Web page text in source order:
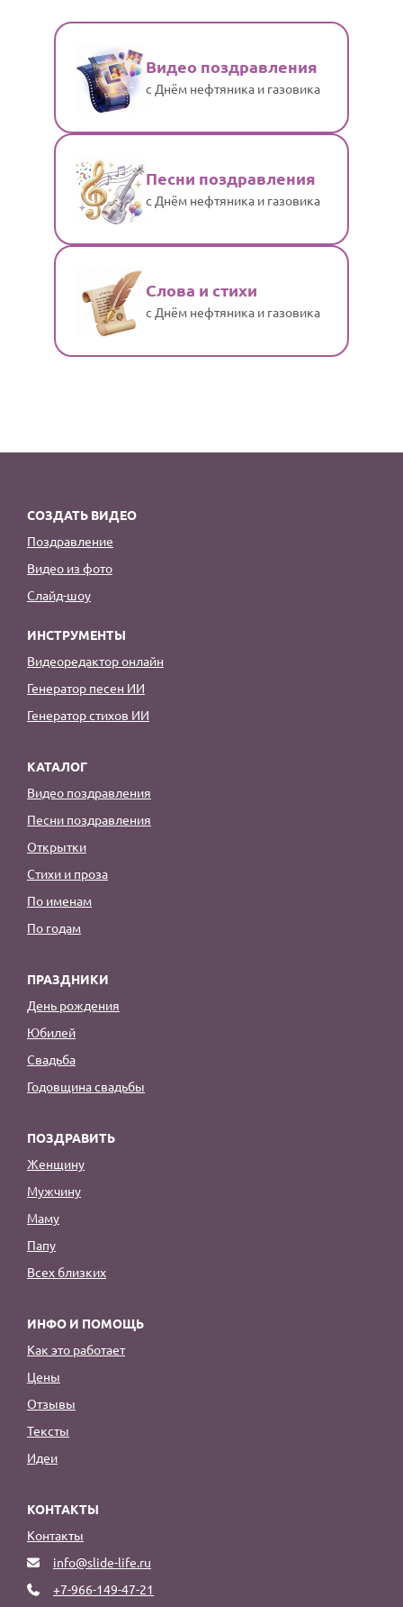
Видео поздравления
с Днём нефтяника и газовика
Песни поздравления
с Днём нефтяника и газовика
Слова и стихи
с Днём нефтяника и газовика
СОЗДАТЬ ВИДЕО
Поздравление
Видео из фото
Слайд-шоу
ИНСТРУМЕНТЫ
Видеоредактор онлайн
Генератор песен ИИ
Генератор стихов ИИ
КАТАЛОГ
Видео поздравления
Песни поздравления
Открытки
Стихи и проза
По именам
По годам
ПРАЗДНИКИ
День рождения
Юбилей
Свадьба
Годовщина свадьбы
ПОЗДРАВИТЬ
Женщину
Мужчину
Маму
Папу
Всех близких
ИНФО И ПОМОЩЬ
Как это работает
Цены
Отзывы
Тексты
Идеи
КОНТАКТЫ
Контакты
info@slide-life.ru
+7-966-149-47-21